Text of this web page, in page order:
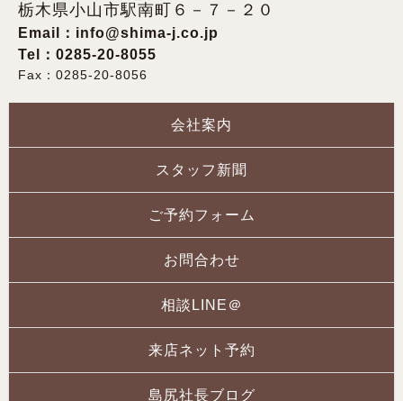
栃木県小山市駅南町６－７－２０
Email： info@shima-j.co.jp
Tel：0285-20-8055
Fax：0285-20-8056
会社案内
スタッフ新聞
ご予約フォーム
お問合わせ
相談LINE＠
来店ネット予約
島尻社長ブログ